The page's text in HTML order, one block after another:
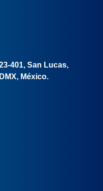
401, San Lucas,
México.